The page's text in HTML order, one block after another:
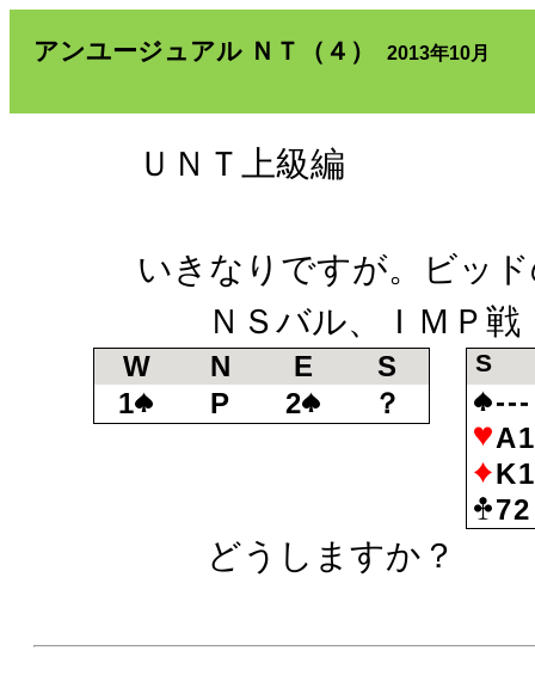
アンユージュアル ＮＴ（４） 2013年10月
ＵＮＴ上級編
いきなりですが。ビッド
ＮＳバル、ＩＭＰ戦
W N E
S
1
P 2 ？
S
---
72
どうしますか？